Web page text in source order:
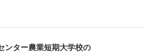
ンター農業短期大学校の